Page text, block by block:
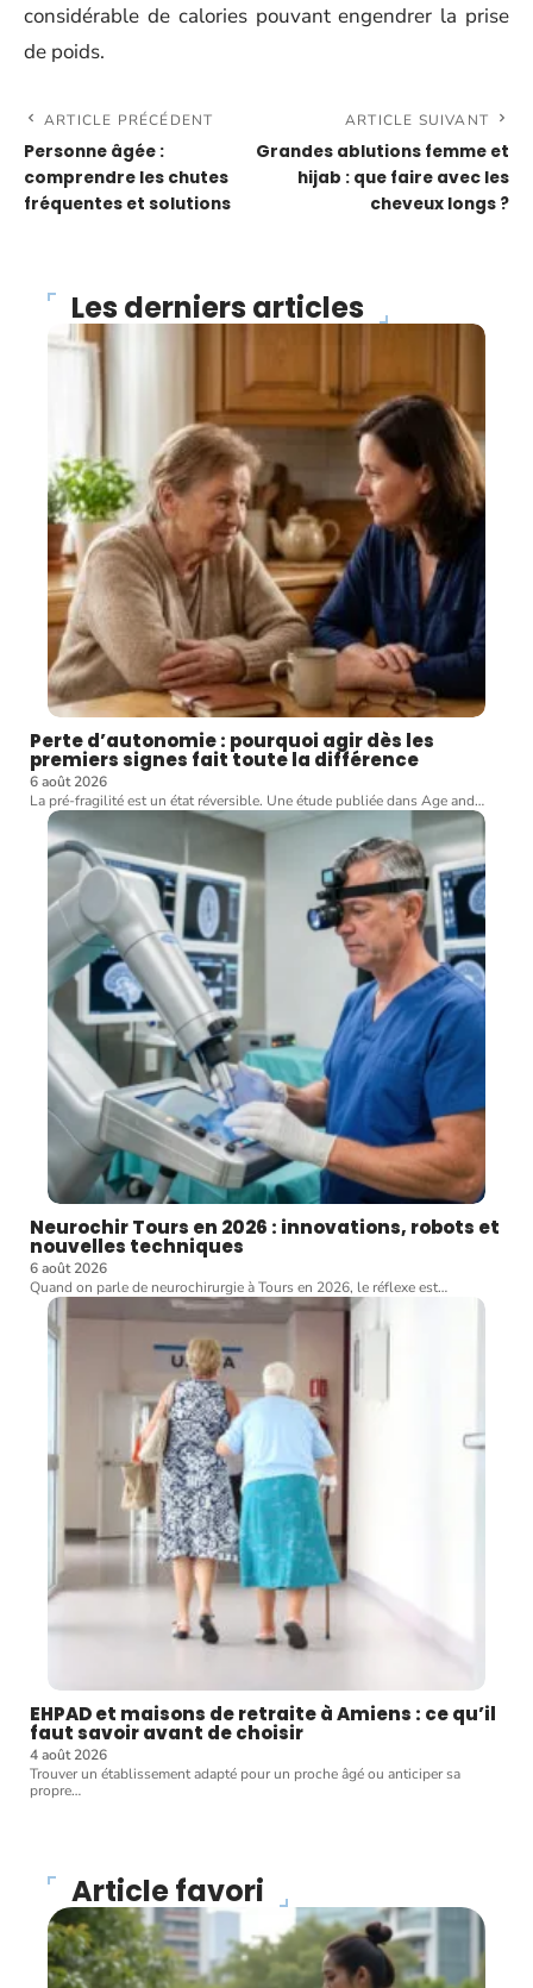
considérable de calories pouvant engendrer la prise
de poids.
ARTICLE PRÉCÉDENT
Personne âgée :
comprendre les chutes
fréquentes et solutions
ARTICLE SUIVANT
Grandes ablutions femme et
hijab : que faire avec les
cheveux longs ?
Les derniers articles
Perte d’autonomie : pourquoi agir dès les
premiers signes fait toute la différence
6 août 2026
La pré-fragilité est un état réversible. Une étude publiée dans Age and…
Neurochir Tours en 2026 : innovations, robots et
nouvelles techniques
6 août 2026
Quand on parle de neurochirurgie à Tours en 2026, le réflexe est…
EHPAD et maisons de retraite à Amiens : ce qu’il
faut savoir avant de choisir
4 août 2026
Trouver un établissement adapté pour un proche âgé ou anticiper sa
propre…
Article favori